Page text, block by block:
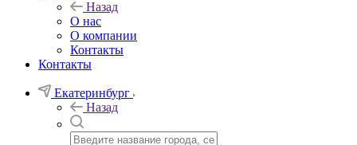
Назад
О нас
О компании
Контакты
Контакты
Екатеринбург
Назад